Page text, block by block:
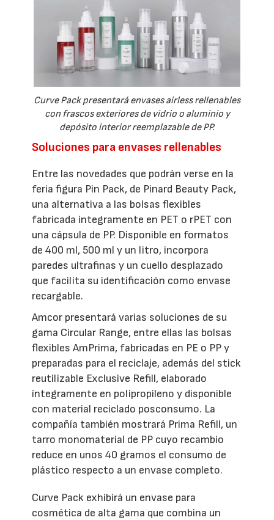
Curve Pack presentará envases airless rellenables
con frascos exteriores de vidrio o aluminio y
depósito interior reemplazable de PP.
Soluciones para envases rellenables
Entre las novedades que podrán verse en la
feria figura Pin Pack, de Pinard Beauty Pack,
una alternativa a las bolsas flexibles
fabricada íntegramente en PET o rPET con
una cápsula de PP. Disponible en formatos
de 400 ml, 500 ml y un litro, incorpora
paredes ultrafinas y un cuello desplazado
que facilita su identificación como envase
recargable.
Amcor presentará varias soluciones de su
gama Circular Range, entre ellas las bolsas
flexibles AmPrima, fabricadas en PE o PP y
preparadas para el reciclaje, además del stick
reutilizable Exclusive Refill, elaborado
íntegramente en polipropileno y disponible
con material reciclado posconsumo. La
compañía también mostrará Prima Refill, un
tarro monomaterial de PP cuyo recambio
reduce en unos 40 gramos el consumo de
plástico respecto a un envase completo.
Curve Pack exhibirá un envase para
cosmética de alta gama que combina un